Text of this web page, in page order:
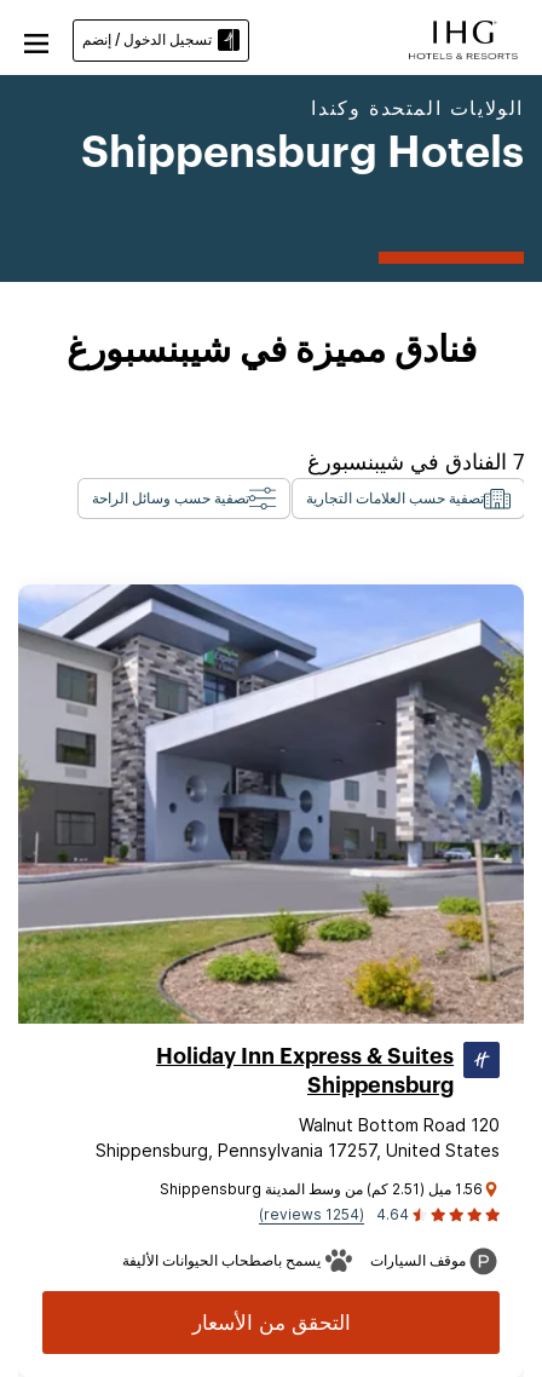
تسجيل الدخول / إنضم
الولايات المتحدة وكندا
Shippensburg Hotels
فنادق مميزة في شيبنسبورغ
7 الفنادق في شيبنسبورغ
تصفية حسب العلامات التجارية تصفية حسب وسائل الراحة
Holiday Inn Express & Suites
Shippensburg
120 Walnut Bottom Road
Shippensburg, Pennsylvania 17257, United States
1.56 ميل (2.51 كم) من وسط المدينة Shippensburg
4.64
(1254 reviews)
موقف السيارات يسمح باصطحاب الحيوانات الأليفة
التحقق من الأسعار